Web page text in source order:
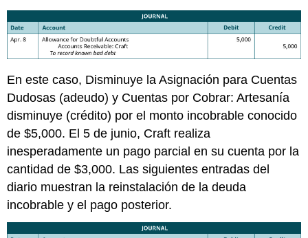
En este caso, Disminuye la Asignación para Cuentas
Dudosas (adeudo) y Cuentas por Cobrar: Artesanía
disminuye (crédito) por el monto incobrable conocido
de $5,000. El 5 de junio, Craft realiza
inesperadamente un pago parcial en su cuenta por la
cantidad de $3,000. Las siguientes entradas del
diario muestran la reinstalación de la deuda
incobrable y el pago posterior.